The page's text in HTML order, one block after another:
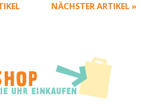
NÄCHSTER ARTIKEL »